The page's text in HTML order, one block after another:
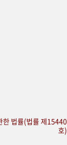
법률(법률 제15440
호)